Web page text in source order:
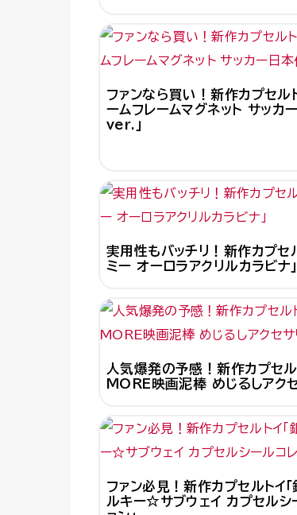
ファンなら買い！新作カプセル
ームフレームマグネット サッカ
ver.」
実用性もバッチリ！新作カプセ
ミー オーロラアクリルカラビナ」
人気爆発の予感！新作カプセル
MORE映画泥棒 めじるしアクセ
ファン必見！新作カプセルトイ
ルキー☆サブウェイ カプセルシ